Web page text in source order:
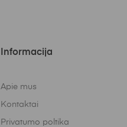
Informacija
Apie mus
Kontaktai
Privatumo poltika